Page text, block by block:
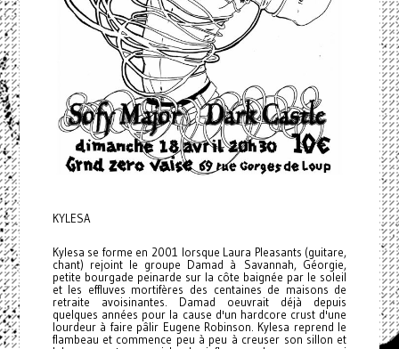
KYLESA
Kylesa se forme en 2001 lorsque Laura Pleasants (guitare,
chant) rejoint le groupe Damad à Savannah, Géorgie,
petite bourgade peinarde sur la côte baignée par le soleil
et les effluves mortifères des centaines de maisons de
retraite avoisinantes. Damad oeuvrait déjà depuis
quelques années pour la cause d'un hardcore crust d'une
lourdeur à faire pâlir Eugene Robinson. Kylesa reprend le
flambeau et commence peu à peu à creuser son sillon et